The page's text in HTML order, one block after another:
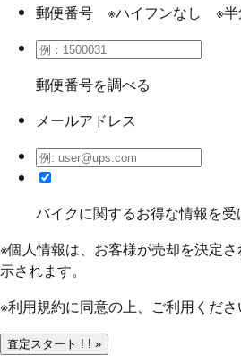
郵便番号 ※ハイフンなし ※半
郵便番号を調べる
メールアドレス
バイクに関するお得な情報を受
※個人情報は、お客様が売却を決定
示されます。
※利用規約に同意の上、ご利用くださ
査定スタート ! ! »